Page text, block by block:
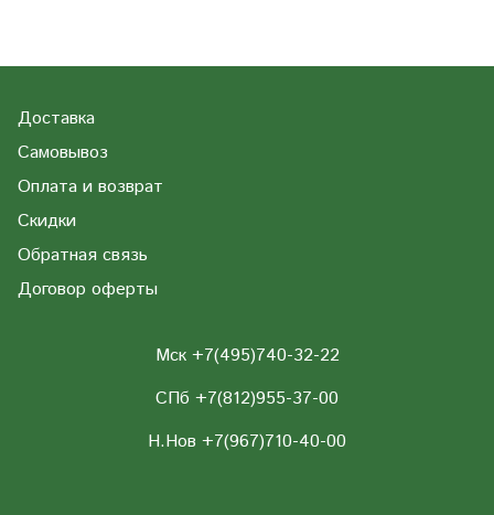
Доставка
Самовывоз
Оплата и возврат
Скидки
Обратная связь
Договор оферты
Мск +7(495)740-32-22
СПб +7(812)955-37-00
Н.Нов +7(967)710-40-00